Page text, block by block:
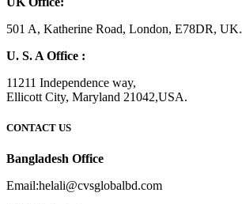
501 A, Katherine Road, London, E78DR, UK.
U. S. A Office :
11211 Independence way,
Ellicott City, Maryland 21042,USA.
CONTACT US
Bangladesh Office
Email:helali@cvsglobalbd.com